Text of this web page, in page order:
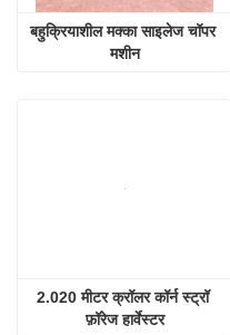
बहुक्रियाशील मक्का साइलेज चॉपर
मशीन
2.020 मीटर क्रॉलर कॉर्न स्ट्रॉ
फ़ॉरेज हार्वेस्टर